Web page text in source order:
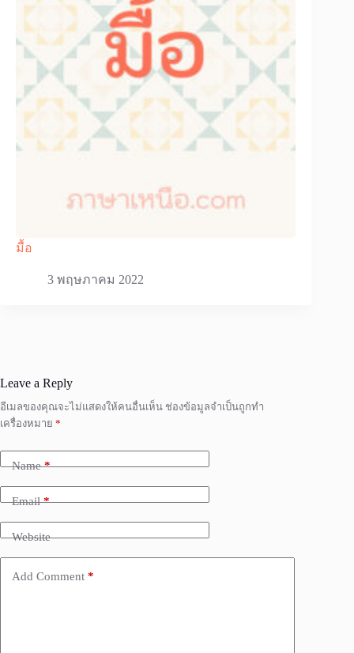
มื้อ
3 พฤษภาคม 2022
Leave a Reply
อีเมลของคุณจะไม่แสดงให้คนอื่นเห็น ช่องข้อมูลจำเป็นถูกทำ
เครื่องหมาย *
Name*
Email*
Website
Add Comment *